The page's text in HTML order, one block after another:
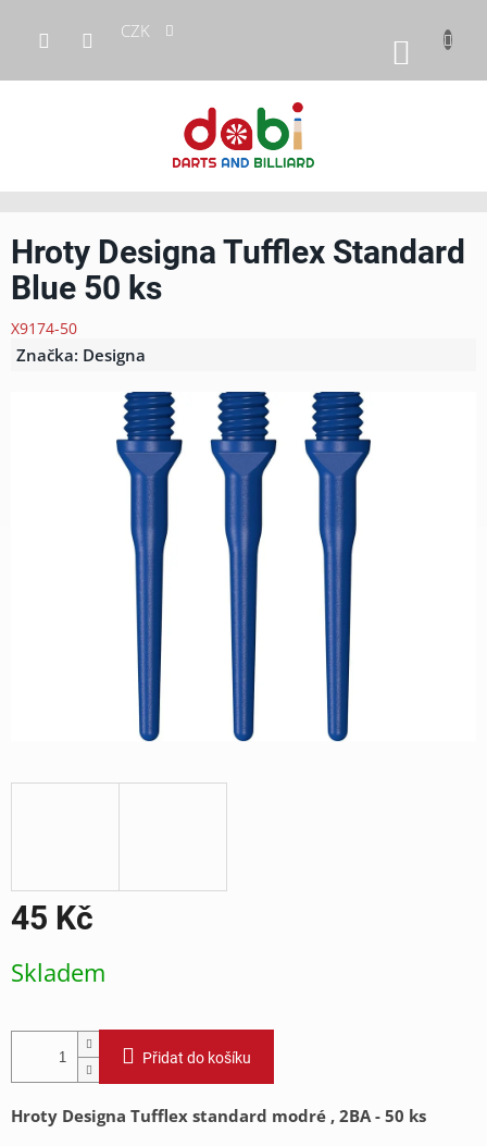
obsah
CZK
KOŠÍK
Hroty Designa Tufflex Standard
Blue 50 ks
X9174-50
Značka: Designa
45 Kč
cena:
Skladem
Přidat do košíku
Hroty Designa Tufflex standard modré , 2BA - 50 ks